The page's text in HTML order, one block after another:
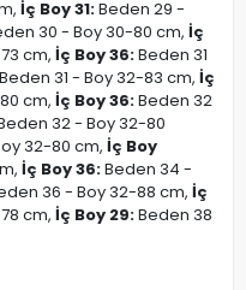
İç Boy 31:Beden 29 -
30 - Boy 30-80 cm, İç
cm, İç Boy 36:Beden 31
Beden 31 - Boy 32-83 cm, İç
cm, İç Boy 36:Beden 32
32 - Boy 32-80
32-80 cm, İç Boy
İç Boy 36:Beden 34 -
36 - Boy 32-88 cm, İç
cm, İç Boy 29:Beden 38